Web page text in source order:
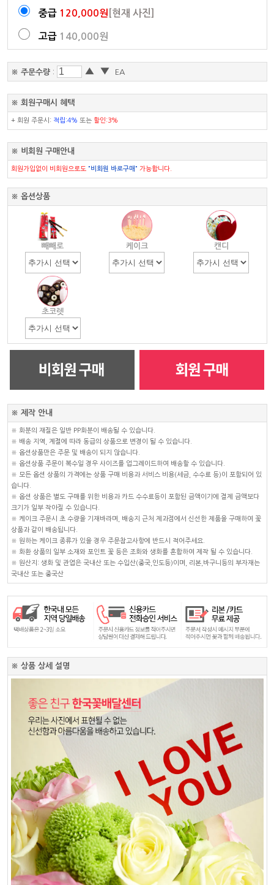
중급 120,000원 [현재 사진]
고급 140,000원
※ 주문수량: ▲ ▼ EA
※ 회원구매시 혜택
+ 회원 주문시: 적립:4% 또는 할인:3%
※ 비회원 구매안내
회원가입없이 비회원으로도 "비회원 바로구매" 가능합니다.
※ 옵션상품
빼빼로 케이크 캔디
초코렛
※ 제작 안내
※ 화분의 재질은 일반 PP화분이 배송될 수 있습니다.
※ 배송 지역, 계절에 따라 동급의 상품으로 변경이 될 수 있습니다.
※ 옵션상품만은 주문 및 배송이 되지 않습니다.
※ 옵션상품 주문이 복수일 경우 사이즈를 업그레이드하여 배송할 수 있습니다.
※ 모든 옵션 상품의 가격에는 상품 구매 비용과 서비스 비용(세금, 수수료 등)이 포함되어 있
습니다.
※ 옵션 상품은 별도 구매를 위한 비용과 카드 수수료등이 포함된 금액이기에 결제 금액보다
크기가 일부 작아질 수 있습니다.
※ 케이크 주문시 초 수량을 기재바라며, 배송지 근처 제과점에서 신선한 제품을 구매하여 꽃
상품과 같이 배송됩니다.
※ 원하는 케이크 종류가 있을 경우 주문참고사항에 반드시 적어주세요.
※ 화환 상품의 일부 소재와 포인트 꽃 등은 조화와 생화를 혼합하여 제작 될 수 있습니다.
※ 원산지: 생화 및 관엽은 국내산 또는 수입산(중국,인도등)이며, 리본,바구니등의 부자재는
국내산 또는 중국산
※ 상품 상세 설명